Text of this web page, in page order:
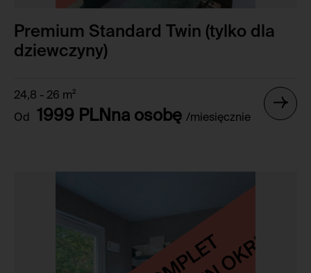
Premium Standard Twin (tylko dla
dziewczyny)
24,8 - 26 m²
Od
1999 PLNna osobę /miesięcznie